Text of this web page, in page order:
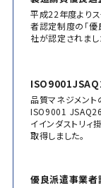
平成22年度より
者認定制度の「優
社が認定されまし
品質マネジメント
ISO9001
イインダストリ
取得しました。
優良派遣事業者